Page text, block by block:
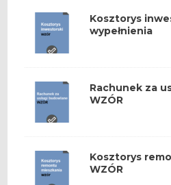
Kosztorys
wypełnienia
Rachunek za
WZÓR
Kosztorys
WZÓR